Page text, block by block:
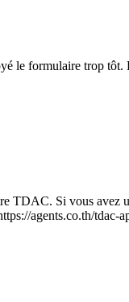
le formulaire trop
TDAC. Si vous avez
agents.co.th/tdac-